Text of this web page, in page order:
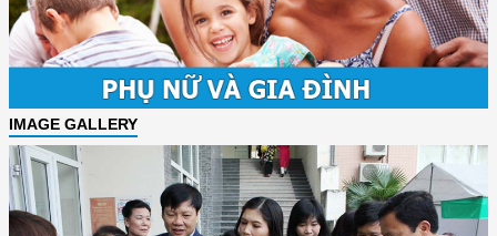
IMAGE GALLERY